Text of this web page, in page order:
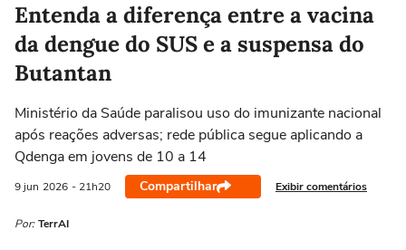
Entenda a diferença entre a vacina
da dengue do SUS e a suspensa do
Butantan
Ministério da Saúde paralisou uso do imunizante nacional
após reações adversas; rede pública segue aplicando a
Qdenga em jovens de 10 a 14
9 jun 2026 - 21h20 Compartilhar Exibir comentários
Por: TerrAI